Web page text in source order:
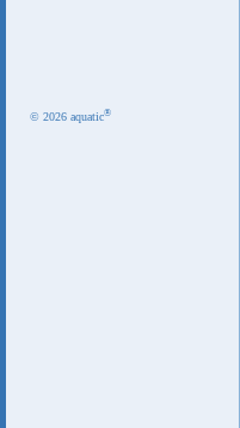
© 2026 aquatic®